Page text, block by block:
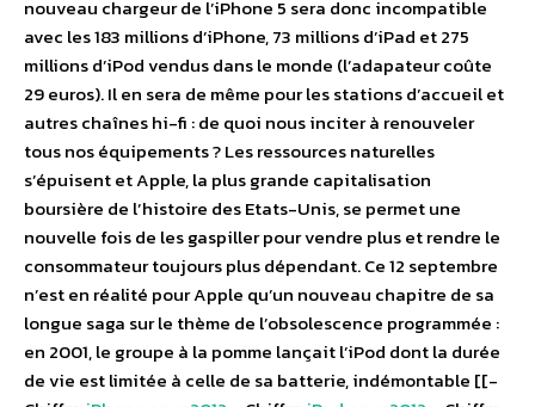
nouveau chargeur de l’iPhone 5 sera donc incompatible
avec les 183 millions d’iPhone, 73 millions d’iPad et 275
millions d’iPod vendus dans le monde (l’adapateur coûte
29 euros). Il en sera de même pour les stations d’accueil et
autres chaînes hi-fi : de quoi nous inciter à renouveler
tous nos équipements ? Les ressources naturelles
s’épuisent et Apple, la plus grande capitalisation
boursière de l’histoire des Etats-Unis, se permet une
nouvelle fois de les gaspiller pour vendre plus et rendre le
consommateur toujours plus dépendant. Ce 12 septembre
n’est en réalité pour Apple qu’un nouveau chapitre de sa
longue saga sur le thème de l’obsolescence programmée :
en 2001, le groupe à la pomme lançait l’iPod dont la durée
de vie est limitée à celle de sa batterie, indémontable [[-